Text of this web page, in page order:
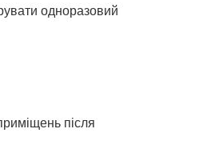
одноразовий
після